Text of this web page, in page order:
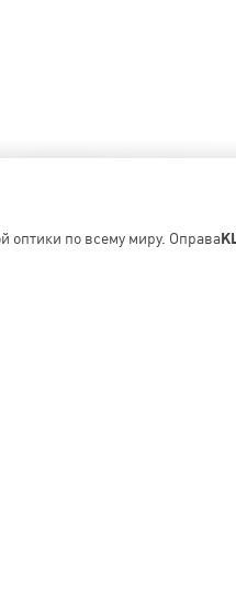
оптики по всему миру. Оправа